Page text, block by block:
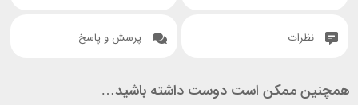
نظرات پرسش و پاسخ
همچنین ممکن است دوست داشته باشید…